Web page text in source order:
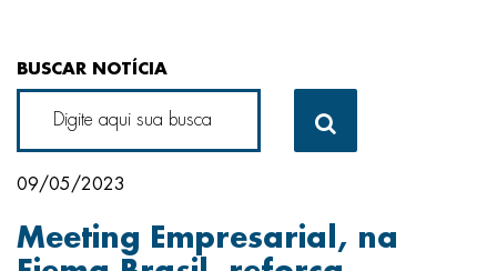
BUSCAR NOTÍCIA
09/05/2023
Meeting Empresarial, na